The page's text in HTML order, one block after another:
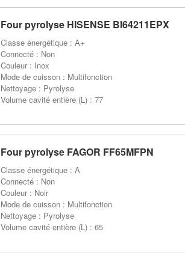
Four pyrolyse HISENSE BI64211EPX
Classe énergétique : A+
Connecté : Non
Couleur : Inox
Mode de cuisson : Multifonction
Nettoyage : Pyrolyse
Volume cavité entière (L) : 77
Four pyrolyse FAGOR FF65MFPN
Classe énergétique : A
Connecté : Non
Couleur : Noir
Mode de cuisson : Multifonction
Nettoyage : Pyrolyse
Volume cavité entière (L) : 65